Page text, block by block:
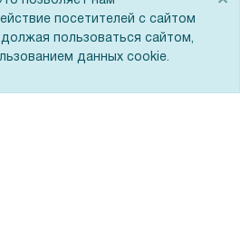
посетителей с сайтом
пользоваться сайтом,
данных cookie.